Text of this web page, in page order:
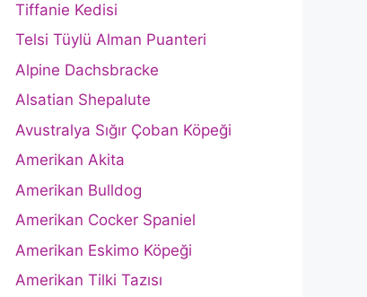
Tiffanie Kedisi
Telsi Tüylü Alman Puanteri
Alpine Dachsbracke
Alsatian Shepalute
Avustralya Sığır Çoban Köpeği
Amerikan Akita
Amerikan Bulldog
Amerikan Cocker Spaniel
Amerikan Eskimo Köpeği
Amerikan Tilki Tazısı